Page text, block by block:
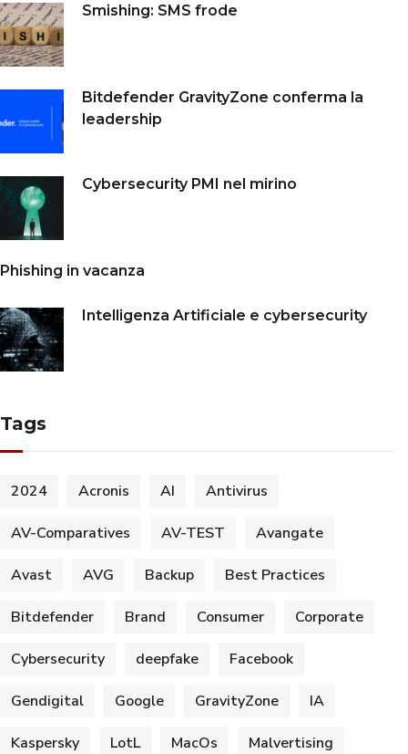
Smishing: SMS frode
Bitdefender GravityZone conferma la
leadership
Cybersecurity PMI nel mirino
Phishing in vacanza
Intelligenza Artificiale e cybersecurity
Tags
2024 Acronis AI Antivirus
AV-Comparatives AV-TEST Avangate
Avast AVG Backup Best Practices
Bitdefender Brand Consumer Corporate
Cybersecurity deepfake Facebook
Gendigital Google GravityZone IA
Kaspersky LotL MacOs Malvertising